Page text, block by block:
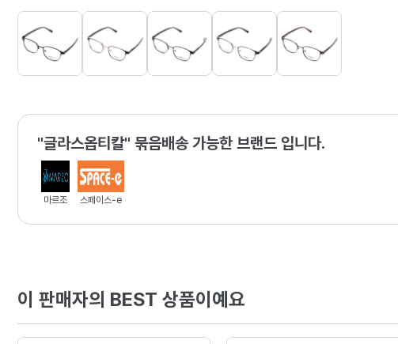
"글라스옵티칼" 묶음배송 가능한 브랜드 입니다.
마르조 스페이스-e
이 판매자의 BEST 상품이예요